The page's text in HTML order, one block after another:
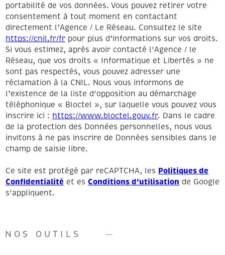
portabilité de vos données. Vous pouvez retirer votre
consentement à tout moment en contactant
directement l’Agence / Le Réseau. Consultez le site
https://cnil.fr/fr pour plus d’informations sur vos droits.
Si vous estimez, après avoir contacté l'Agence / le
Réseau, que vos droits « Informatique et Libertés » ne
sont pas respectés, vous pouvez adresser une
réclamation à la CNIL. Nous vous informons de
l’existence de la liste d'opposition au démarchage
téléphonique « Bloctel », sur laquelle vous pouvez vous
inscrire ici : https://www.bloctel.gouv.fr. Dans le cadre
de la protection des Données personnelles, nous vous
invitons à ne pas inscrire de Données sensibles dans le
champ de saisie libre.
Ce site est protégé par reCAPTCHA, les Politiques de
Confidentialité et es Conditions d'utilisation de Google
s'appliquent.
NOS OUTILS